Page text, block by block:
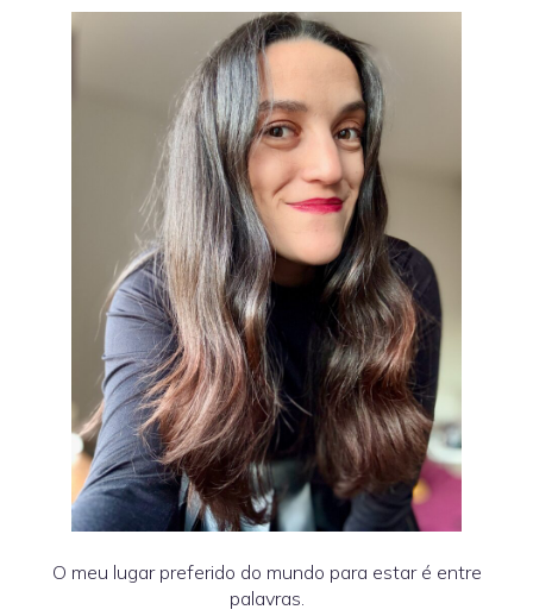
O meu lugar preferido do mundo para estar é entre
palavras.